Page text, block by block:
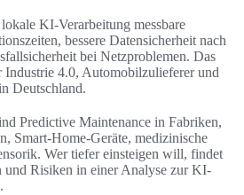
KI-Verarbeitung messbare
bessere Datensicherheit nach
bei Netzproblemen. Das
Industrie 4.0, Automobilzulieferer und
Deutschland.
Predictive Maintenance in Fabriken,
Smart‑Home-Geräte, medizinische
Wer tiefer einsteigen will, findet
und Risiken in einer Analyse zur KI-